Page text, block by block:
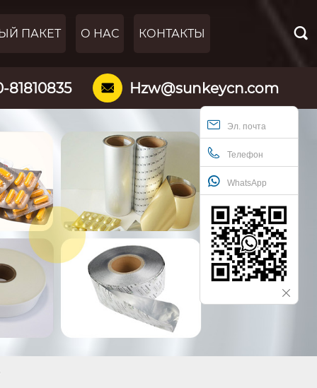
ПАКЕТ О НАС КОНТАКТЫ 
81810835  Hzw@sunkeycn.com
Эл. почта
Телефон
WhatsApp